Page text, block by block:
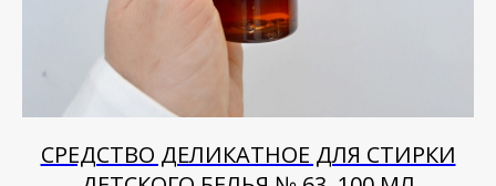
СРЕДСТВО ДЕЛИКАТНОЕ ДЛЯ СТИРКИ